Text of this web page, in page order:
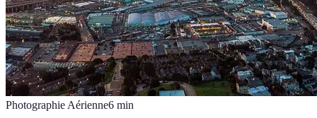
Photographie Aérienne6 min